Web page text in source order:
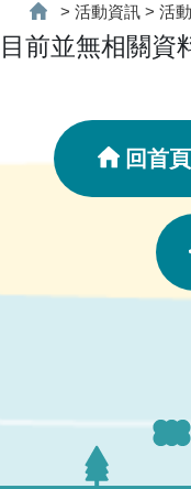
> 活動資訊 > 活
目前並無相關資
回首頁